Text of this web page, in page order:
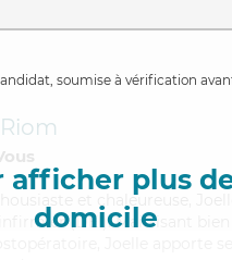
soumise à vérification
plus
domicile
Riom
et chaleureuse,
(DEI). Maitrisant